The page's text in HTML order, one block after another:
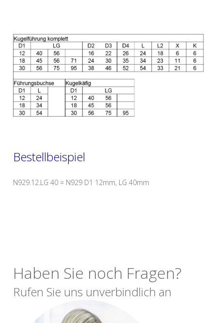
Bestellbeispiel
N929.12.LG 40 = N929 D1 12mm, LG 40mm
Haben Sie noch Fragen?
Rufen Sie uns unverbindlich an